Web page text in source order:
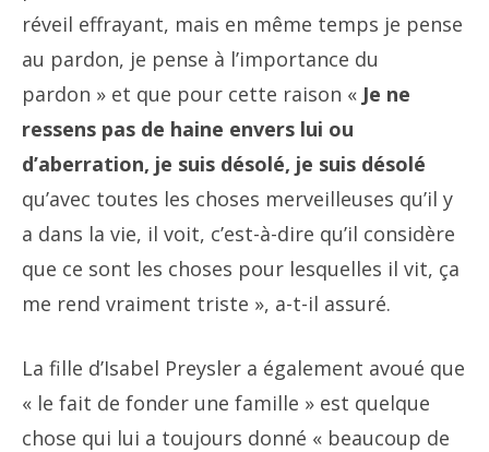
réveil effrayant, mais en même temps je pense
au pardon, je pense à l’importance du
pardon » et que pour cette raison « Je ne
ressens pas de haine envers lui ou
d’aberration, je suis désolé, je suis désolé
qu’avec toutes les choses merveilleuses qu’il y
a dans la vie, il voit, c’est-à-dire qu’il considère
que ce sont les choses pour lesquelles il vit, ça
me rend vraiment triste », a-t-il assuré.
La fille d’Isabel Preysler a également avoué que
« le fait de fonder une famille » est quelque
chose qui lui a toujours donné « beaucoup de